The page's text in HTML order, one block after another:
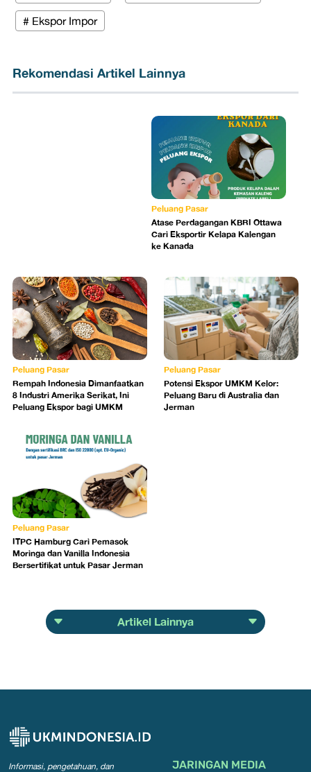
# Ekspor Impor
Rekomendasi Artikel Lainnya
Peluang Pasar
Atase Perdagangan KBRI Ottawa
Cari Eksportir Kelapa Kalengan
ke Kanada
Peluang Pasar
Rempah Indonesia Dimanfaatkan
8 Industri Amerika Serikat, Ini
Peluang Ekspor bagi UMKM
Peluang Pasar
Potensi Ekspor UMKM Kelor:
Peluang Baru di Australia dan
Jerman
Peluang Pasar
ITPC Hamburg Cari Pemasok
Moringa dan Vanilla Indonesia
Bersertifikat untuk Pasar Jerman
Artikel Lainnya
Informasi, pengetahuan, dan JARINGAN MEDIA